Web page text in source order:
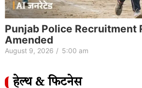
Punjab Police Recruitment
Amended
August 9, 2026 / 5:00 am
हेल्थ & फिटनेस